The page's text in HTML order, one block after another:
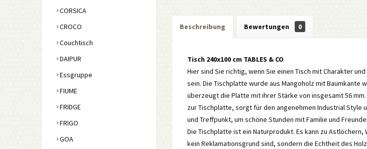
CORSICA
CROCO
Couchtisch
DAIPUR
Essgruppe
FIUME
FRIDGE
FRIGO
GOA
Beschreibung Bewertungen 0
Tisch 240x100 cm TABLES & CO
Hier sind Sie richtig, wenn Sie einen Tisch mit Charakter
sein. Die Tischplatte wurde aus Mangoholz mit
überzeugt die Platte mit ihrer Stärke von insgesamt 56
zur Tischplatte, sorgt für den angenehmen Industrial Style
und Treffpunkt, um schöne Stunden mit Familie und
Die Tischplatte ist ein Naturprodukt. Es kann zu
kein Reklamationsgrund sind, sondern die Echtheit des